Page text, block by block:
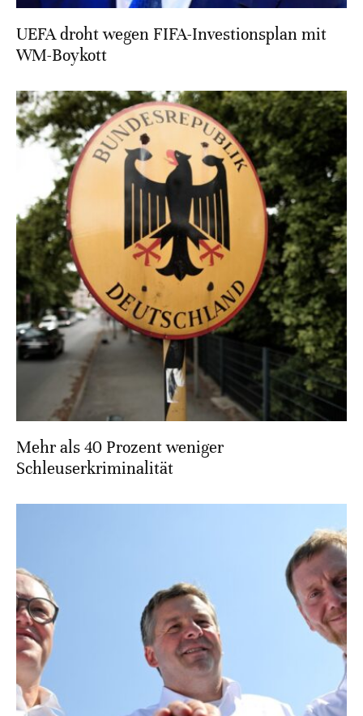
UEFA droht wegen FIFA-Investionsplan mit
WM-Boykott
Mehr als 40 Prozent weniger
Schleuserkriminalität